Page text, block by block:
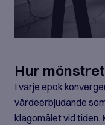
Hur
I varje epok
värdeerbjudande
klagomålet vid